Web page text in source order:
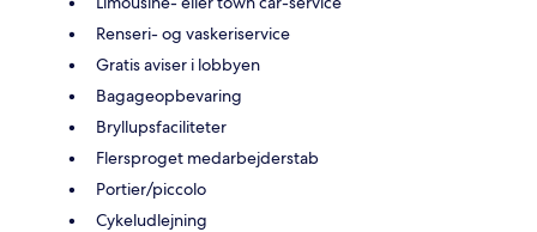
Renseri- og vaskeriservice
Gratis aviser i lobbyen
Bagageopbevaring
Bryllupsfaciliteter
Flersproget medarbejderstab
Portier/piccolo
Cykeludlejning